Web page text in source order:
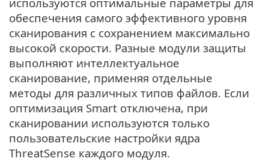
обеспечения самого эффективного уровня
сканирования с сохранением максимально
высокой скорости. Разные модули защиты
выполняют интеллектуальное
сканирование, применяя отдельные
методы для различных типов файлов. Если
оптимизация Smart отключена, при
сканировании используются только
пользовательские настройки ядра
ThreatSense каждого модуля.